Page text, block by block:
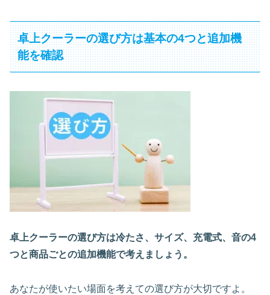
卓上クーラーの選び方は基本の4つと追加機
能を確認
卓上クーラーの選び方は冷たさ、サイズ、充電式、音の4
つと商品ごとの追加機能で考えましょう。
あなたが使いたい場面を考えての選び方が大切ですよ。